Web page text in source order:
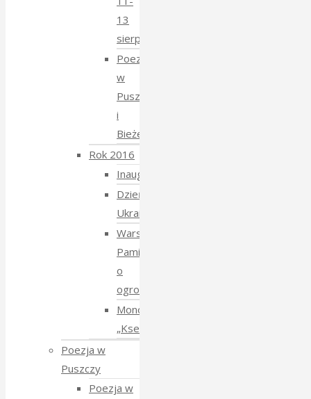
13
sierpnia
Poezja
w
Puszczy
i
Bieżeństwo
Rok 2016
Inauguracja
Dzień
Ukraiński
Warsztaty:
Pamiętajmy
o
ogrodach
Monodram
„Ksenia”
Poezja w
Puszczy
Poezja w